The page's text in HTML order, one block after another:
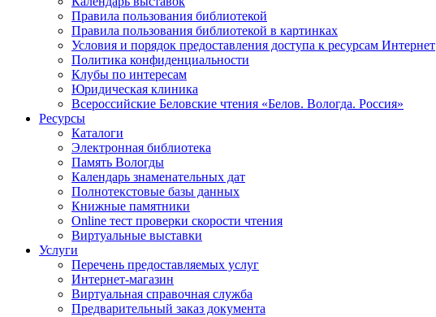
Правила пользования библиотекой
Правила пользования библиотекой в картинках
Условия и порядок предоставления доступа к ресурсам Интернет
Политика конфиденциальности
Клубы по интересам
Юридическая клиника
Всероссийские Беловские чтения «Белов. Вологда. Россия»
Ресурсы
Каталоги
Электронная библиотека
Память Вологды
Календарь знаменательных дат
Полнотекстовые базы данных
Книжные памятники
Online тест проверки скорости чтения
Виртуальные выставки
Услуги
Перечень предоставляемых услуг
Интернет-магазин
Виртуальная справочная служба
Предварительный заказ документа